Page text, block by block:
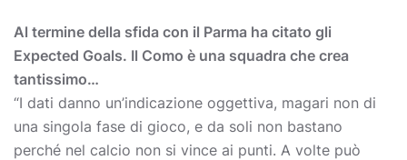
Al termine della sfida con il Parma ha citato gli
Expected Goals. Il Como è una squadra che crea
tantissimo…
“I dati danno un’indicazione oggettiva, magari non di
una singola fase di gioco, e da soli non bastano
perché nel calcio non si vince ai punti. A volte può